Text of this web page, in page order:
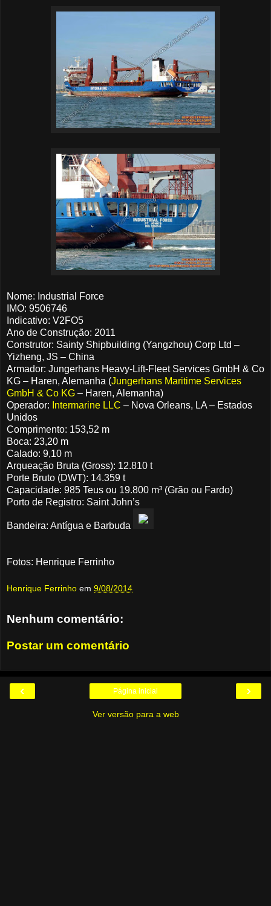
Nome: Industrial Force
IMO: 9506746
Indicativo: V2FO5
Ano de Construção: 2011
Construtor: Sainty Shipbuilding (Yangzhou) Corp Ltd –
Yizheng, JS – China
Armador: Jungerhans Heavy-Lift-Fleet Services GmbH & Co
KG – Haren, Alemanha (Jungerhans Maritime Services
GmbH & Co KG – Haren, Alemanha)
Operador: Intermarine LLC – Nova Orleans, LA – Estados
Unidos
Comprimento: 153,52 m
Boca: 23,20 m
Calado: 9,10 m
Arqueação Bruta (Gross): 12.810 t
Porte Bruto (DWT): 14.359 t
Capacidade: 985 Teus ou 19.800 m³ (Grão ou Fardo)
Porto de Registro: Saint John’s
Bandeira: Antígua e Barbuda
Fotos: Henrique Ferrinho
Henrique Ferrinho em 9/08/2014
Nenhum comentário:
Postar um comentário
‹ ›
Página inicial
Ver versão para a web